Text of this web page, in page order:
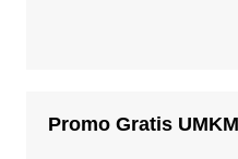
Promo Gratis